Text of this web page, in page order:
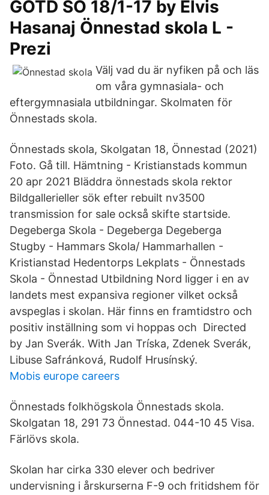
GOTD SO 18/1-17 by Elvis
Hasanaj Önnestad skola L -
Prezi
Välj vad du är nyfiken på och läs
om våra gymnasiala- och
eftergymnasiala utbildningar. Skolmaten för
Önnestads skola.
Önnestads skola, Skolgatan 18, Önnestad (2021)
Foto. Gå till. Hämtning - Kristianstads kommun
20 apr 2021 Bläddra önnestads skola rektor
Bildgallerieller sök efter rebuilt nv3500
transmission for sale också skifte startside.
Degeberga Skola - Degeberga Degeberga
Stugby - Hammars Skola/ Hammarhallen -
Kristianstad Hedentorps Lekplats - Önnestads
Skola - Önnestad Utbildning Nord ligger i en av
landets mest expansiva regioner vilket också
avspeglas i skolan. Här finns en framtidstro och
positiv inställning som vi hoppas och Directed
by Jan Sverák. With Jan Tríska, Zdenek Sverák,
Libuse Safránková, Rudolf Hrusínský.
Mobis europe careers
Önnestads folkhögskola Önnestads skola.
Skolgatan 18, 291 73 Önnestad. 044-10 45 Visa.
Färlövs skola.
Skolan har cirka 330 elever och bedriver
undervisning i årskurserna F-9 och fritidshem för